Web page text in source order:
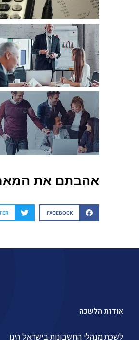
אהבתם את
FACEBOOK
אודות הלשכה
לשכת מנהלי החשבונות בישראל הינו